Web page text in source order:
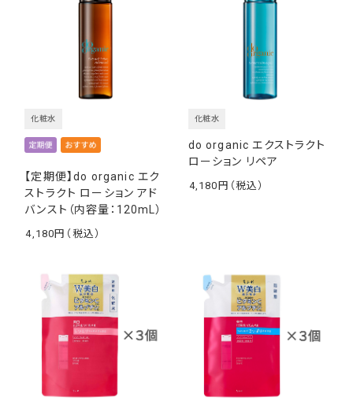
【定期便】do organic エク
ストラクト ローション アド
バンスト（内容量：120mL）
化粧水
4,180
do organic エクストラクト
ローション リペア
化粧水
4,180